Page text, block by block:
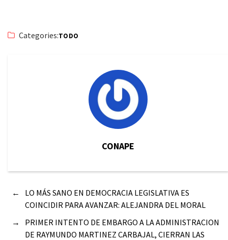
Categories:TODO
CONAPE
←
LO MÁS SANO EN DEMOCRACIA LEGISLATIVA ES
COINCIDIR PARA AVANZAR: ALEJANDRA DEL MORAL
→
PRIMER INTENTO DE EMBARGO A LA ADMINISTRACION
DE RAYMUNDO MARTINEZ CARBAJAL, CIERRAN LAS